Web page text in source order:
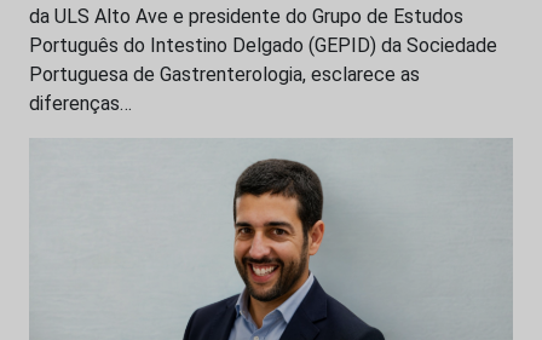
da ULS Alto Ave e presidente do Grupo de Estudos
Português do Intestino Delgado (GEPID) da Sociedade
Portuguesa de Gastrenterologia, esclarece as
diferenças…